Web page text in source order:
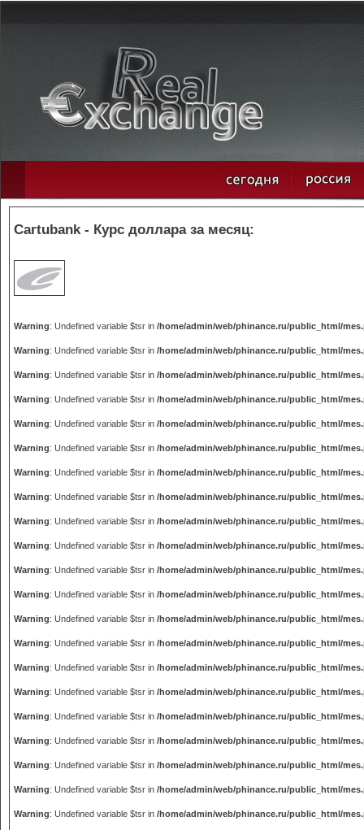
Cartubank - Курс доллара за месяц:
Warning: Undefined variable $tsr in /home/admin/web/phinance.ru/public_html/
Warning: Undefined variable $tsr in /home/admin/web/phinance.ru/public_html/
Warning: Undefined variable $tsr in /home/admin/web/phinance.ru/public_html/
Warning: Undefined variable $tsr in /home/admin/web/phinance.ru/public_html/
Warning: Undefined variable $tsr in /home/admin/web/phinance.ru/public_html/
Warning: Undefined variable $tsr in /home/admin/web/phinance.ru/public_html/
Warning: Undefined variable $tsr in /home/admin/web/phinance.ru/public_html/
Warning: Undefined variable $tsr in /home/admin/web/phinance.ru/public_html/
Warning: Undefined variable $tsr in /home/admin/web/phinance.ru/public_html/
Warning: Undefined variable $tsr in /home/admin/web/phinance.ru/public_html/
Warning: Undefined variable $tsr in /home/admin/web/phinance.ru/public_html/
Warning: Undefined variable $tsr in /home/admin/web/phinance.ru/public_html/
Warning: Undefined variable $tsr in /home/admin/web/phinance.ru/public_html/
Warning: Undefined variable $tsr in /home/admin/web/phinance.ru/public_html/
Warning: Undefined variable $tsr in /home/admin/web/phinance.ru/public_html/
Warning: Undefined variable $tsr in /home/admin/web/phinance.ru/public_html/
Warning: Undefined variable $tsr in /home/admin/web/phinance.ru/public_html/
Warning: Undefined variable $tsr in /home/admin/web/phinance.ru/public_html/
Warning: Undefined variable $tsr in /home/admin/web/phinance.ru/public_html/
Warning: Undefined variable $tsr in /home/admin/web/phinance.ru/public_html/
Warning: Undefined variable $tsr in /home/admin/web/phinance.ru/public_html/